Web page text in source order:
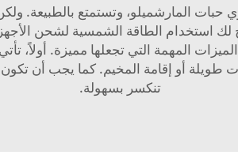
حبات المارشميلو، وتستمتع بالطبيعة.
استخدام الطاقة الشمسية لشحن
المهمة التي تجعلها مميزة. أولاً،
أو إقامة المخيم. كما يجب أن تكون
تنكسر بسهولة.